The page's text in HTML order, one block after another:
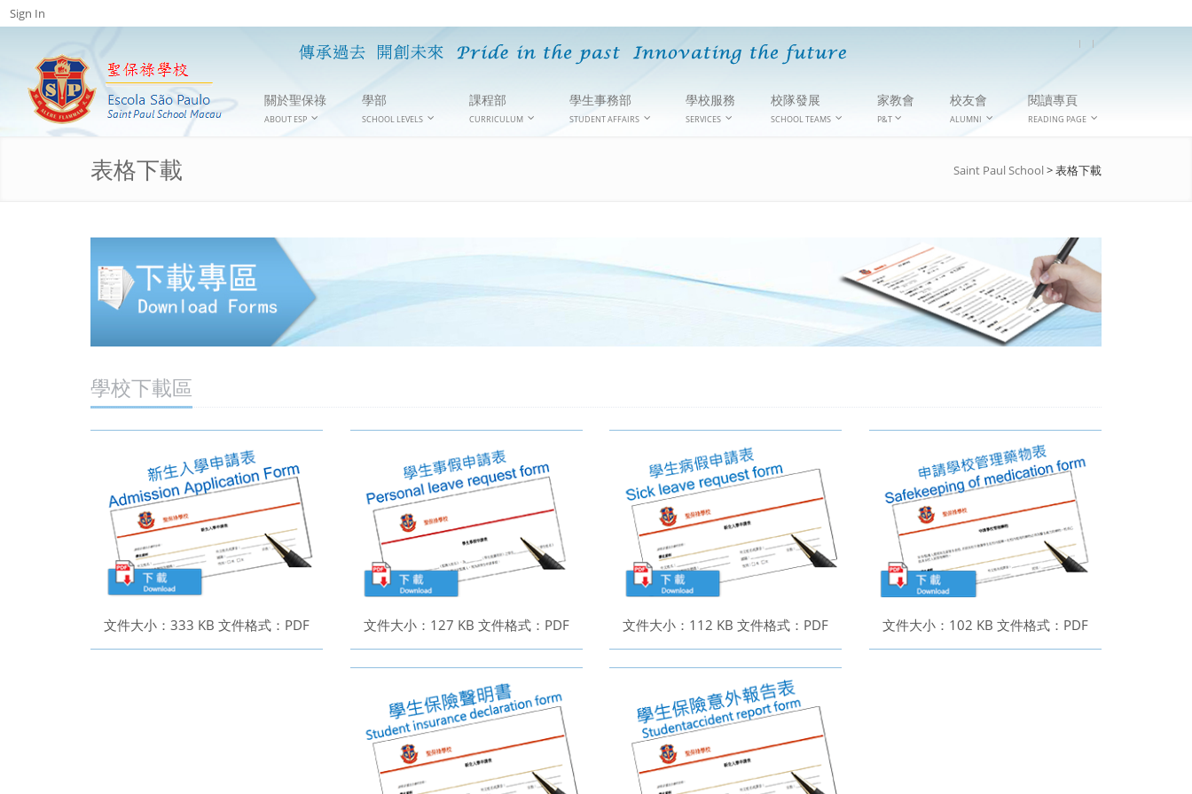
Sign In
關於聖保祿
ABOUT ESP
學部
SCHOOL LEVELS
課程部
CURRICULUM
學生事務部
STUDENT AFFAIRS
學校服務
SERVICES
校隊發展
SCHOOL TEAMS
家教會
P&T
校友會
ALUMNI
閱讀專頁
READING PAGE
表格下載 Saint Paul School>表格下載
學校下載區
文件大小：333 KB 文件​​格式：PDF 文件大小：127 KB 文件格式：PDF 文件大小：112 KB 文件格式：PDF 文件大小：102 KB 文件格式：PDF